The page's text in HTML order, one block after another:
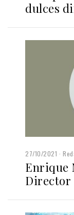
dulces
27/10/2021
Enrique
Director